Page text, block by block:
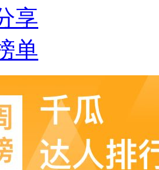
享
单